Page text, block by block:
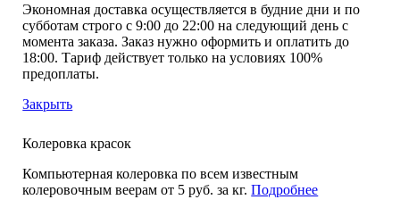
Экономная доставка осуществляется в будние дни и по
субботам строго с 9:00 до 22:00 на следующий день с
момента заказа. Заказ нужно оформить и оплатить до
18:00. Тариф действует только на условиях 100%
предоплаты.
Закрыть
Колеровка красок
Компьютерная колеровка по всем известным
колеровочным веерам от 5 руб. за кг.Подробнее